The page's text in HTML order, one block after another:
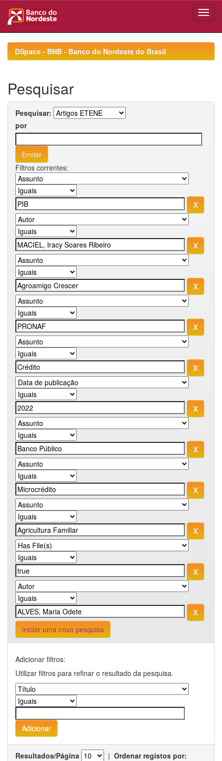
navigationDSpace - BNB - Banco do Nordeste do Brasil
Pesquisar
Pesquisar:
por
Filtros correntes:
Iniciar uma nova pesquisa
Adicionar filtros:
Utilizar filtros para refinar o resultado da pesquisa.
Resultados/Página | Ordenar registos por: